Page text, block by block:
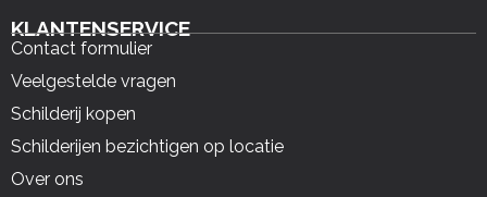
KLANTENSERVICE
Contact formulier
Veelgestelde vragen
Schilderij kopen
Schilderijen bezichtigen op locatie
Over ons